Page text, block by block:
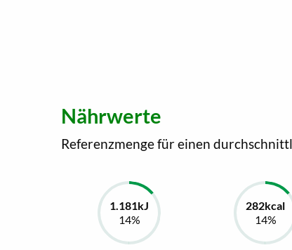
Nährwerte
Referenzmenge für einen